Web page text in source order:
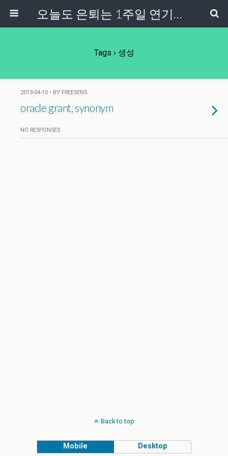
오늘도 은퇴는 1주일 연기중...
Tags › 생성
2013-04-10 • BY FREESENS
oracle grant, synonym
NO RESPONSES
Back to top
Mobile Desktop